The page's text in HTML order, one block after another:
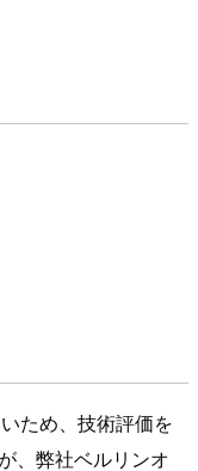
ため、技術評価を
、弊社ベルリンオ